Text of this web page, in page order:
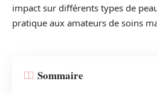
impact sur différents types de
pratique aux amateurs de soins
Sommaire